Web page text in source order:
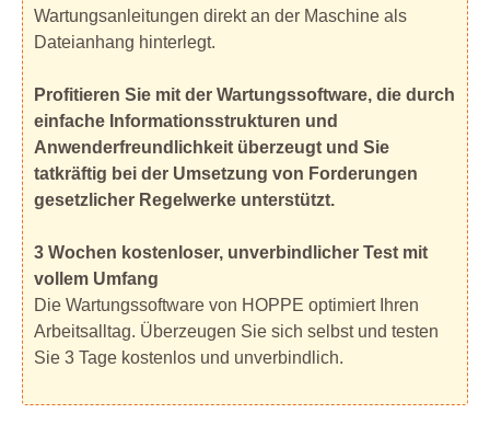
Wartungsanleitungen direkt an der Maschine als
Dateianhang hinterlegt.
Profitieren Sie mit der Wartungssoftware, die durch
einfache Informationsstrukturen und
Anwenderfreundlichkeit überzeugt und Sie
tatkräftig bei der Umsetzung von Forderungen
gesetzlicher Regelwerke unterstützt.
3 Wochen kostenloser, unverbindlicher Test mit
vollem Umfang
Die Wartungssoftware von HOPPE optimiert Ihren
Arbeitsalltag. Überzeugen Sie sich selbst und testen
Sie 3 Tage kostenlos und unverbindlich.